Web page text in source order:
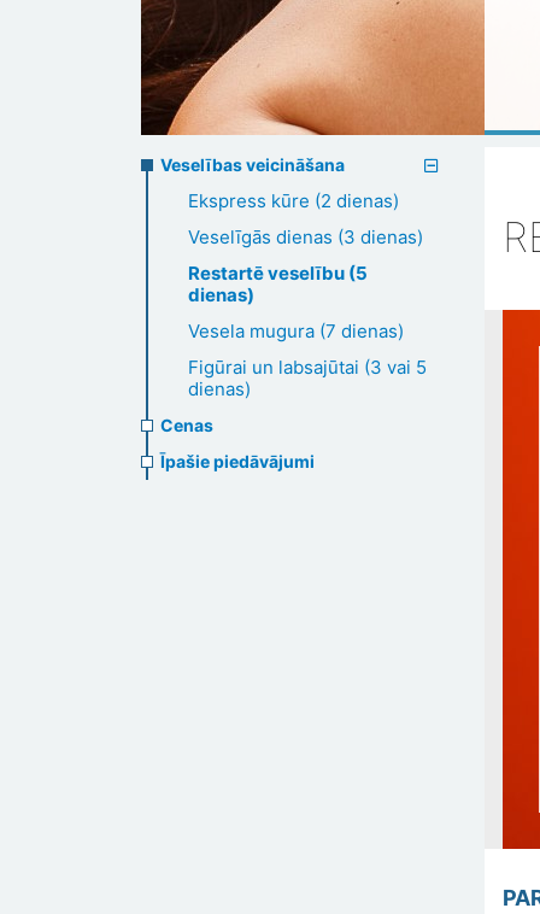
Preventive
healthcare
Veselības veicināšana
Ekspress kūre (2 dienas)
Veselīgās dienas (3 dienas)
Restartē veselību (5
dienas)
Vesela mugura (7 dienas)
Figūrai un labsajūtai (3 vai 5
dienas)
Cenas
Īpašie piedāvājumi